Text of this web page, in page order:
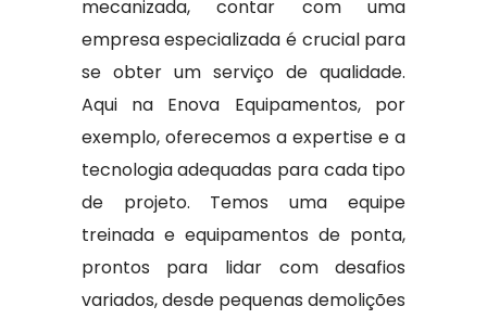
mecanizada, contar com uma
empresa especializada é crucial para
se obter um serviço de qualidade.
Aqui na Enova Equipamentos, por
exemplo, oferecemos a expertise e a
tecnologia adequadas para cada tipo
de projeto. Temos uma equipe
treinada e equipamentos de ponta,
prontos para lidar com desafios
variados, desde pequenas demolições